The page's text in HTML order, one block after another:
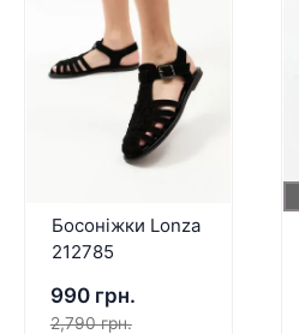
Босоніжки Lonza
212785
990 грн.
2,790 грн.